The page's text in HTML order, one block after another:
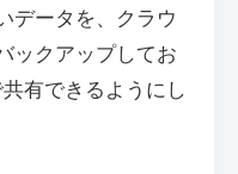
データを、クラウ
ックアップしてお
有できるようにし